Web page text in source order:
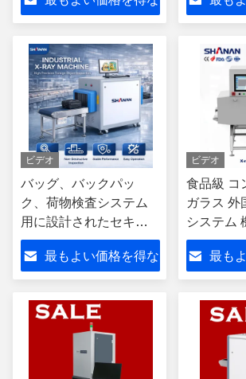
ビデオ
バッグ、バックパッ
ク、荷物検査システム
用に設計されたセキュ
リティX線手荷物検査装
置
最もよい価格を得な
ビデオ
食品級 コ
ガラス 外
システム
最も